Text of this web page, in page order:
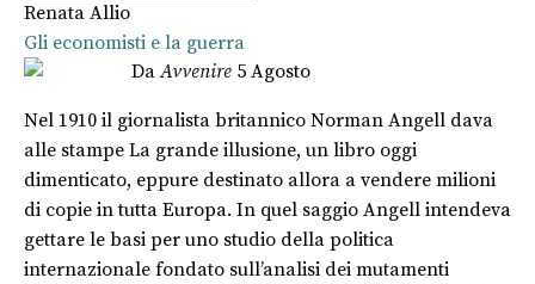
Renata Allio
Gli economisti e la guerra
DaAvvenire 5 Agosto
Nel 1910 il giornalista britannico Norman Angell dava
alle stampe La grande illusione, un libro oggi
dimenticato, eppure destinato allora a vendere milioni
di copie in tutta Europa. In quel saggio Angell intendeva
gettare le basi per uno studio della politica
internazionale fondato sull’analisi dei mutamenti